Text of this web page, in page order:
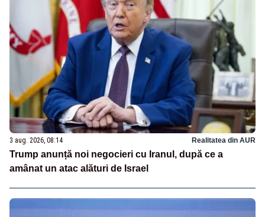
3 aug. 2026, 08:14 Realitatea din AUR
Trump anunță noi negocieri cu Iranul, după ce a
amânat un atac alături de Israel